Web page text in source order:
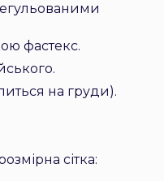
фастекс.
на груди).
сітка: